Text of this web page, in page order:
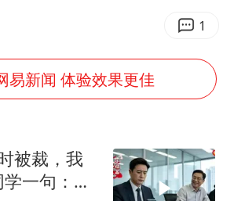
上海大部迎大暴雨
《龙餐馆》 冲奖
“伊斯兰版北约”出现
伯克希尔净买入约200亿美元股票
1
易新闻 体验效果更佳
被裁，我
一句：不